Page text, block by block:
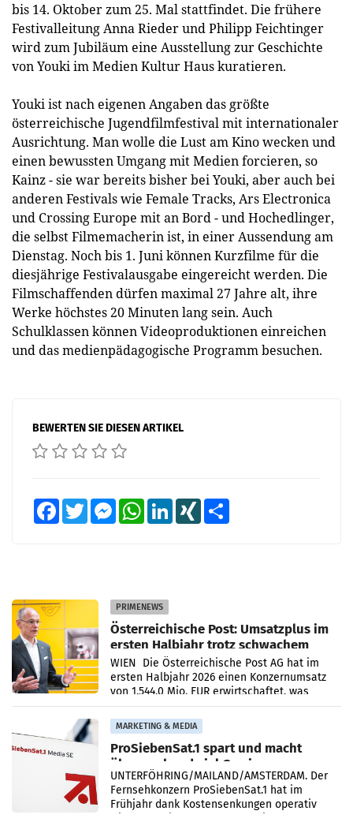
bis 14. Oktober zum 25. Mal stattfindet. Die frühere
Festivalleitung Anna Rieder und Philipp Feichtinger
wird zum Jubiläum eine Ausstellung zur Geschichte
von Youki im Medien Kultur Haus kuratieren.
Youki ist nach eigenen Angaben das größte
österreichische Jugendfilmfestival mit internationaler
Ausrichtung. Man wolle die Lust am Kino wecken und
einen bewussten Umgang mit Medien forcieren, so
Kainz - sie war bereits bisher bei Youki, aber auch bei
anderen Festivals wie Female Tracks, Ars Electronica
und Crossing Europe mit an Bord - und Hochedlinger,
die selbst Filmemacherin ist, in einer Aussendung am
Dienstag. Noch bis 1. Juni können Kurzfilme für die
diesjährige Festivalausgabe eingereicht werden. Die
Filmschaffenden dürfen maximal 27 Jahre alt, ihre
Werke höchstes 20 Minuten lang sein. Auch
Schulklassen können Videoproduktionen einreichen
und das medienpädagogische Programm besuchen.
BEWERTEN SIE DIESEN ARTIKEL
FacebookTwitter MessengerWhatsAppLinkedInXING
PRIMENEWS
Österreichische Post: Umsatzplus im
ersten Halbjahr trotz schwachem
Briefgeschäft
WIEN Die Österreichische Post AG hat im
ersten Halbjahr 2026 einen Konzernumsatz
von 1.544,0 Mio. EUR erwirtschaftet, was
einem Plus von 3,8 Prozent gegenüber dem
Vergleichszeitraum
MARKETING & MEDIA
ProSiebenSat.1 spart und macht
überraschend viel Gewinn
UNTERFÖHRING/MAILAND/AMSTERDAM. Der
Fernsehkonzern ProSiebenSat.1 hat im
Frühjahr dank Kostensenkungen operativ